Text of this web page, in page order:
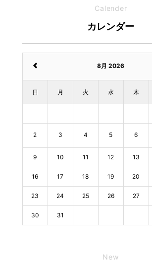
Calender
カレンダー
8月 2026
日 月 火 水 木
2 3 4 5 6
9 10 11 12 13
16 17 18 19 20
23 24 25 26 27
30 31
New